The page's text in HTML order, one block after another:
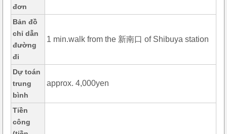
đơn
Bản đồ
chỉ dẫn
đường
đi
1 min.walk from the 新南口 of Shibuya station
Dự toán
trung
bình
approx. 4,000yen
Tiền
công